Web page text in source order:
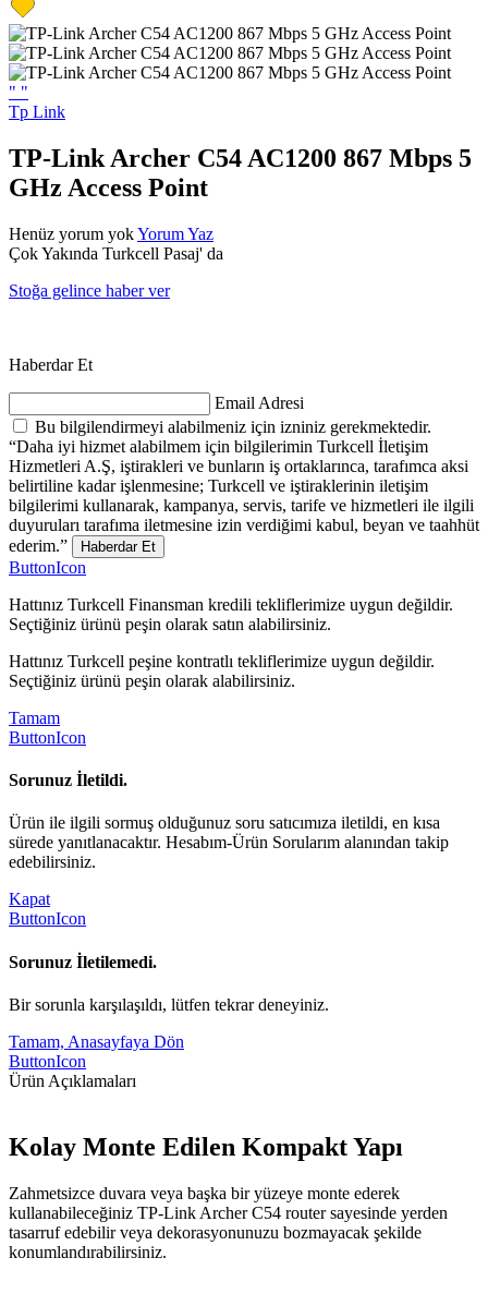
" "
Tp Link
TP-Link Archer C54 AC1200 867 Mbps 5
GHz Access Point
Henüz yorum yokYorum Yaz
Çok Yakında Turkcell Pasaj' da
Stoğa gelince haber ver
Haberdar Et
Email Adresi
Bu bilgilendirmeyi alabilmeniz için izniniz gerekmektedir.
“Daha iyi hizmet alabilmem için bilgilerimin Turkcell İletişim
Hizmetleri A.Ş, iştirakleri ve bunların iş ortaklarınca, tarafımca aksi
belirtiline kadar işlenmesine; Turkcell ve iştiraklerinin iletişim
bilgilerimi kullanarak, kampanya, servis, tarife ve hizmetleri ile ilgili
duyuruları tarafıma iletmesine izin verdiğimi kabul, beyan ve taahhüt
ederim.”
Haberdar Et
ButtonIcon
Hattınız Turkcell Finansman kredili tekliflerimize uygun değildir.
Seçtiğiniz ürünü peşin olarak satın alabilirsiniz.
Hattınız Turkcell peşine kontratlı tekliflerimize uygun değildir.
Seçtiğiniz ürünü peşin olarak alabilirsiniz.
Tamam
ButtonIcon
Sorunuz İletildi.
Ürün ile ilgili sormuş olduğunuz soru satıcımıza iletildi, en kısa
sürede yanıtlanacaktır. Hesabım-Ürün Sorularım alanından takip
edebilirsiniz.
Kapat
ButtonIcon
Sorunuz İletilemedi.
Bir sorunla karşılaşıldı, lütfen tekrar deneyiniz.
Tamam, Anasayfaya Dön
ButtonIcon
Ürün Açıklamaları
Kolay Monte Edilen Kompakt Yapı
Zahmetsizce duvara veya başka bir yüzeye monte ederek
kullanabileceğiniz TP-Link Archer C54 router sayesinde yerden
tasarruf edebilir veya dekorasyonunuzu bozmayacak şekilde
konumlandırabilirsiniz.